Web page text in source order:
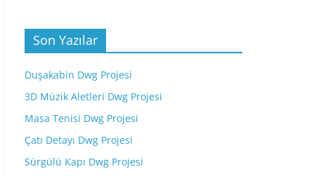
Son Yazılar
Duşakabin Dwg Projesi
3D Müzik Aletleri Dwg Projesi
Masa Tenisi Dwg Projesi
Çatı Detayı Dwg Projesi
Sürgülü Kapı Dwg Projesi